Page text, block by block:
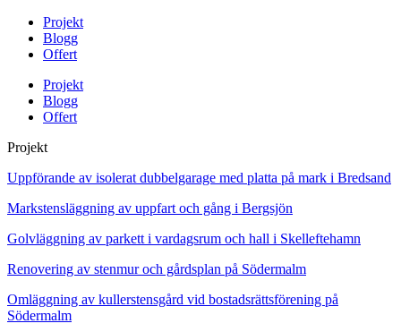
Projekt
Blogg
Offert
Projekt
Blogg
Offert
Projekt
Uppförande av isolerat dubbelgarage med platta på mark i Bredsand
Markstensläggning av uppfart och gång i Bergsjön
Golvläggning av parkett i vardagsrum och hall i Skelleftehamn
Renovering av stenmur och gårdsplan på Södermalm
Omläggning av kullerstensgård vid bostadsrättsförening på
Södermalm